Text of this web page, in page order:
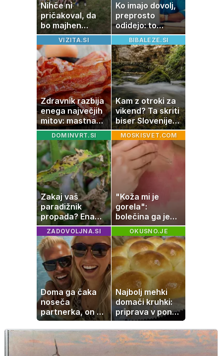
Nihče ni
pričakoval, da
bo majhen
projekt postal
ena najlepših
zgodb Zasavja
Ko imajo dovolj,
preprosto
odidejo: to
znamenje
najpogosteje da
odpoved
VIZITA.SI
Zdravnik razbija
enega največjih
mitov: mastna
jetra ne
nastanejo zaradi
slanine, temveč
zaradi živila, ki
ga imamo vsi
radi
BIBALEZE.SI
Kam z otroki za
vikend? Ta skriti
biser Slovenije
izgleda kot iz
pravljice
DOMINVRT.SI
Zakaj vaš
paradižnik
propada? Ena
napaka lahko
uniči rastline –
tako jih rešite
MOSKISVET.COM
"Koža mi je
gorela":
bolečina ga je
priklenila na
posteljo
ZADOVOLJNA.SI
Doma ga čaka
noseča
partnerka, on pa
dopustuje z
drugo
OKUSNO.JE
Najbolj mehki
domači kruhki:
priprava v ponvi
je trik za popoln
rezultat